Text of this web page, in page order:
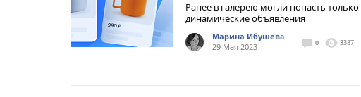
Ранее в галерею могли попасть только
динамические объявления
Марина Ибушева
29 Мая 2023
0 3387